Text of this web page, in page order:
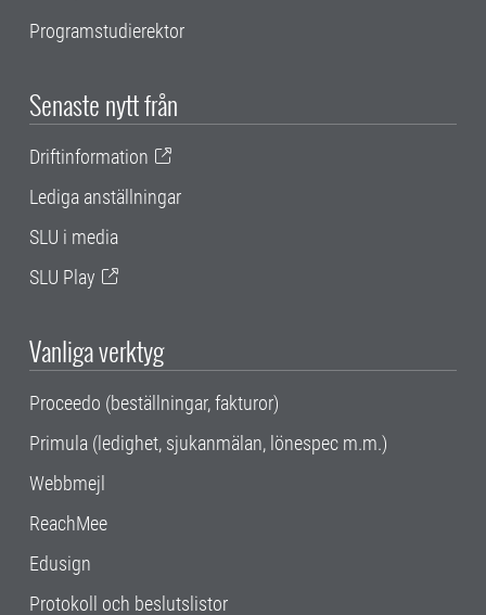
Programstudierektor
Senaste nytt från
Driftinformation
Lediga anställningar
SLU i media
SLU Play
Vanliga verktyg
Proceedo (beställningar, fakturor)
Primula (ledighet, sjukanmälan, lönespec m.m.)
Webbmejl
ReachMee
Edusign
Protokoll och beslutslistor